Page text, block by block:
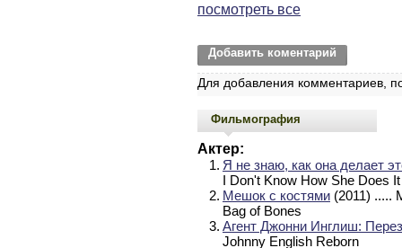
посмотреть все
Добавить коментарий
Для добавления комментариев,
Фильмография
Актер:
1. Я не знаю, как она делает
I Don't Know How She Does It
2. Мешок с костями (2011) .....
Bag of Bones
3. Агент Джонни Инглиш:
Johnny English Reborn